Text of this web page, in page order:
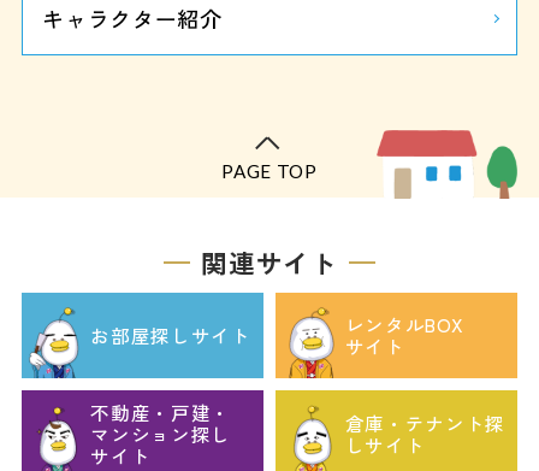
キャラクター紹介
PAGE TOP
関連サイト
お部屋探しサイト
レンタルBOX
サイト
不動産・戸建・
マンション探し
サイト
倉庫・テナント探
しサイト